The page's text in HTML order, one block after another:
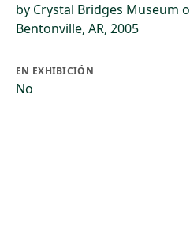
by Crystal Bridges Museum
Bentonville, AR, 2005
EN EXHIBICIÓN
No